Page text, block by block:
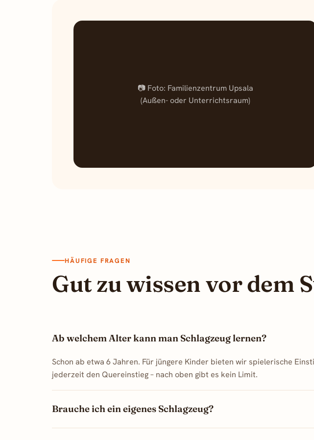
📷 Foto: Familienzentrum Upsala
(Außen- oder Unterrichtsraum)
HÄUFIGE FRAGEN
Gut zu wissen vor dem
Ab welchem Alter kann man Schlagzeug lernen?
Schon ab etwa 6 Jahren. Für jüngere Kinder bieten wir spielerische
jederzeit den Quereinstieg – nach oben gibt es kein Limit.
Brauche ich ein eigenes Schlagzeug?